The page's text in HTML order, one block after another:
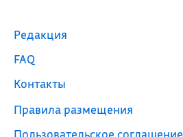
Редакция
FAQ
Контакты
Правила размещения
Пользовательское соглашение